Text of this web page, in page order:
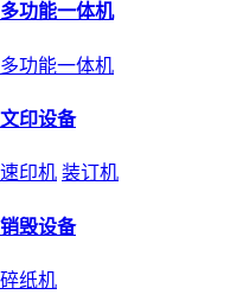
多功能一体机
多功能一体机
文印设备
速印机 装订机
销毁设备
碎纸机